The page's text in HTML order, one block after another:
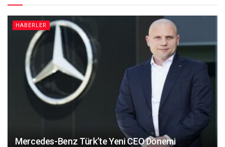
HABERLER
Mercedes-Benz Türk’te Yeni CEO Dönemi